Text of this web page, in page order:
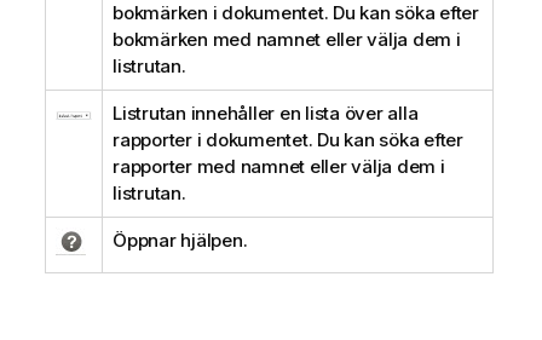
bokmärken i dokumentet. Du kan söka efter
bokmärken med namnet eller välja dem i
listrutan.
Listrutan innehåller en lista över alla
rapporter i dokumentet. Du kan söka efter
rapporter med namnet eller välja dem i
listrutan.
Öppnar hjälpen.